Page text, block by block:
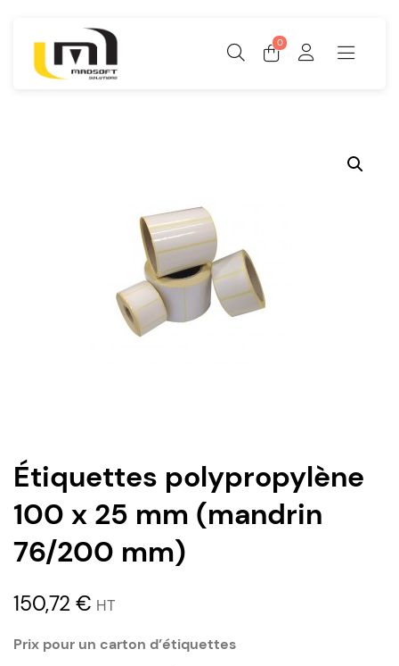
Étiquettes polypropylène
100 x 25 mm (mandrin
76/200 mm)
150,72 € HT
Prix pour un carton d’étiquettes